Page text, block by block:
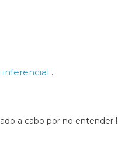
inferencial .
a cabo por no entender